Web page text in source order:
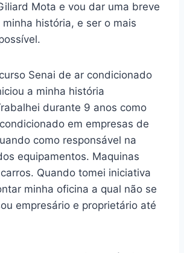
Mota e vou dar uma breve
história, e ser o mais
Senai de ar condicionado
a minha história
durante 9 anos como
em empresas de
como responsável na
equipamentos. Maquinas
Quando tomei iniciativa
minha oficina a qual não se
empresário e proprietário até